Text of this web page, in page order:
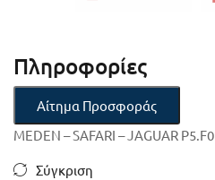
Πληροφορίες
Αίτημα Προσφοράς
MEDEN – SAFARI – JAGUAR P5.F0
Σύγκριση